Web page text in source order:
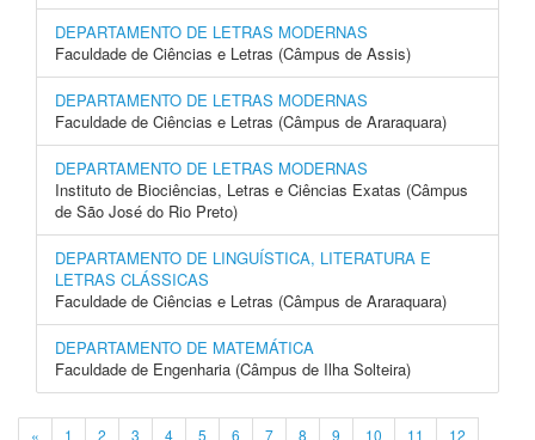
DEPARTAMENTO DE LETRAS MODERNAS
Faculdade de Ciências e Letras (Câmpus de Assis)
DEPARTAMENTO DE LETRAS MODERNAS
Faculdade de Ciências e Letras (Câmpus de Araraquara)
DEPARTAMENTO DE LETRAS MODERNAS
Instituto de Biociências, Letras e Ciências Exatas (Câmpus
de São José do Rio Preto)
DEPARTAMENTO DE LINGUÍSTICA, LITERATURA E
LETRAS CLÁSSICAS
Faculdade de Ciências e Letras (Câmpus de Araraquara)
DEPARTAMENTO DE MATEMÁTICA
Faculdade de Engenharia (Câmpus de Ilha Solteira)
« 1 2 3 4 5 6 7 8 9 10 11 12